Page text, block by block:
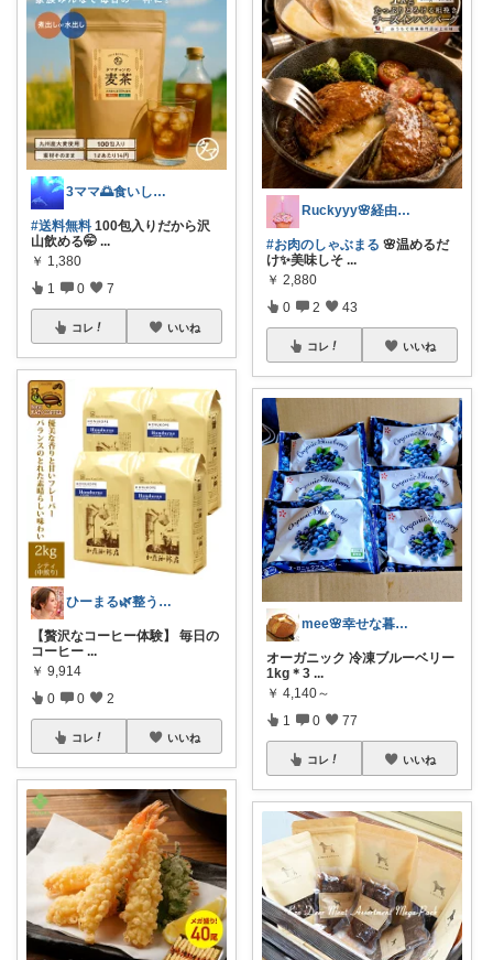
3ママ🌅食いしん坊🍻お取寄せSHOP
#送料無料 100包入りだから沢
山飲める🤭 ...
￥ 1,380
1 0 7
コレ いいね
ひーまる🌿整う暮らしと成分美容
【贅沢なコーヒー体験】 毎日の
コーヒー ...
￥ 9,914
0 0 2
コレ いいね
Ruckyyy🌸経由感謝🙇‍♀️✨
#お肉のしゃぶまる 🌸温めるだ
け✨美味しそ ...
￥ 2,880
0 2 43
コレ いいね
mee🌸幸せな暮らし
オーガニック 冷凍ブルーベリー
1kg＊3 ...
￥ 4,140～
1 0 77
コレ いいね